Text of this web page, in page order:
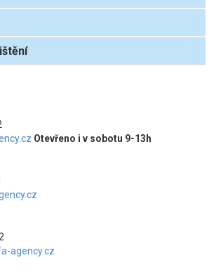
Otevřeno i v sobotu 9-13h
agency.cz